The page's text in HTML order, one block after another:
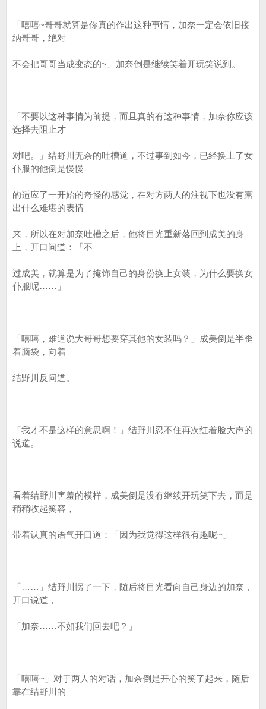
「嘻嘻~哥哥就算是你真的作出这种事情，加奈一定会依旧接
纳哥哥，绝对
不会把哥哥当成变态的~」加奈倒是继续笑着开玩笑说到。
「不要以这种事情为前提，而且真的有这种事情，加奈你应该
选择去阻止才
对吧。」结野川无奈的吐槽道，不过事到如今，已经换上了女
仆服的他倒是慢慢
的适应了一开始的奇怪的感觉，在对方两人的注视下也没有露
出什么难堪的表情
来，所以在对加奈吐槽之后，他将目光重新落回到成美的身
上，开口问道：「不
过成美，就算是为了掩饰自己的身份换上女装，为什么要换女
仆服呢……」
「嘻嘻，难道说大哥哥想要穿其他的女装吗？」成美倒是半歪
着脑袋，向着
结野川反问道。
「我才不是这样的意思啊！」结野川忍不住再次红着脸大声的
说道。
看着结野川害羞的模样，成美倒是没有继续开玩笑下去，而是
稍稍收起笑容，
带着认真的语气开口道：「因为我觉得这样很有趣呢~」
「……」结野川愣了一下，随后将目光看向自己身边的加奈，
开口说道，
「加奈……不如我们回去吧？」
「嘻嘻~」对于两人的对话，加奈倒是开心的笑了起来，随后
靠在结野川的